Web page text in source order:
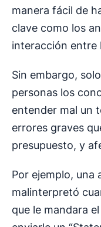
manera fácil de
clave como los
interacción entre
Sin embargo,
personas los
entender mal un
errores graves
presupuesto, y
Por ejemplo, una
malinterpretó
que le mandara